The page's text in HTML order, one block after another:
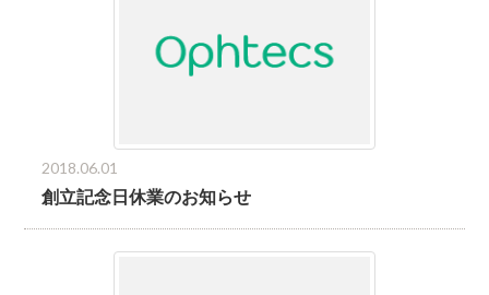
2018.06.01
創立記念日休業のお知らせ